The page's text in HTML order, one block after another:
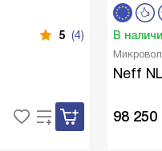
5 (4) В
Neff
98 250